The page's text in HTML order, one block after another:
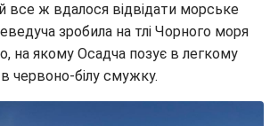
все ж вдалося відвідати морське
зробила на тлі Чорного моря
на якому Осадча позує в легкому
в червоно-білу смужку.